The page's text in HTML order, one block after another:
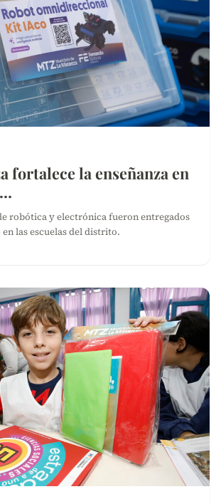
fortalece la enseñanza en
robótica y electrónica fueron entregados
las escuelas del distrito.